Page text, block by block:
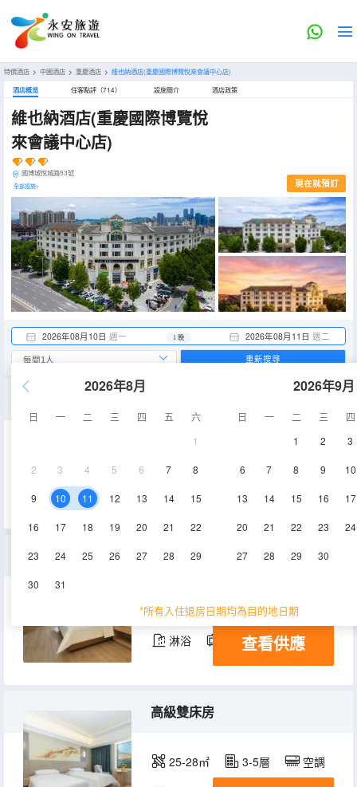
特價酒店 > 中國酒店 > 重慶酒店 > 維也納酒店(重慶國際博覽悅來會議中心店)
酒店概览 住客點評（714） 設施簡介 酒店政策
維也納酒店(重慶國際博覽悅
來會議中心店)
國博城悅城路53號
全部設施> 現在就預訂
2026年08月10日 週一 2026年08月11日 週二
1 晚
2026年8月
日 一 二 三 四 五
六
1
2 3 4 5 6 7 8
9 10 11 12 13 14 15
16 17 18 19 20 21 22
23 24 25 26 27 28 29
30 31
2026年9月
日 一 二 三
四
1
2 3
6 7 8 9 10
13 14 15 16 17
20 21 22 23 24
27 28 29 30
*所有入住退房日期均為目的地日期
重新搜尋
30-32㎡ 空調
供氧大床房
35㎡ 5層 空調
淋浴 電視機 冰箱
查看供應
高級雙床房
25-28㎡ 3-5層 空調